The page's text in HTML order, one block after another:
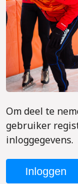
Om deel te
gebruiker
inloggegevens.
Inloggen